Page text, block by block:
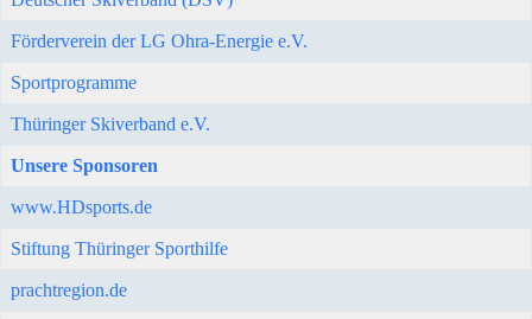
Förderverein der LG Ohra-Energie e.V.
Sportprogramme
Thüringer Skiverband e.V.
Unsere Sponsoren
www.HDsports.de
Stiftung Thüringer Sporthilfe
prachtregion.de